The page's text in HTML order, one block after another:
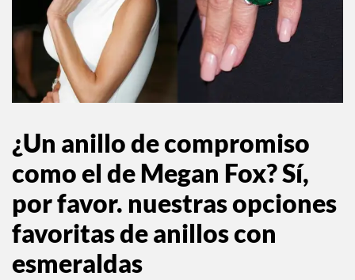
¿Un anillo de compromiso
como el de Megan Fox? Sí,
por favor. nuestras opciones
favoritas de anillos con
esmeraldas